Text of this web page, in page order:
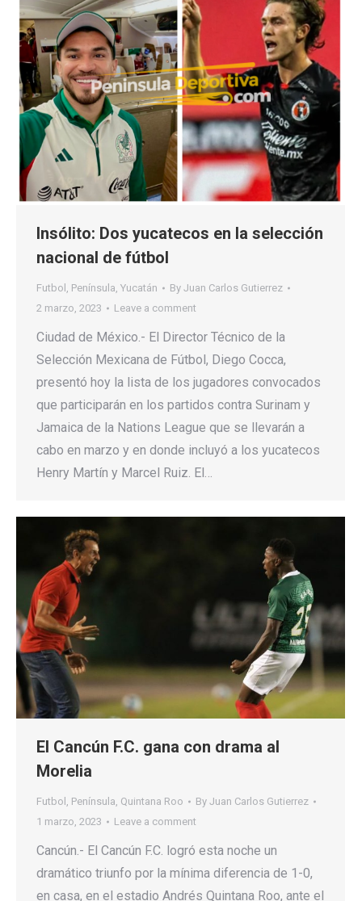
Insólito: Dos yucatecos en la selección
nacional de fútbol
Futbol , Península, Yucatán By Juan Carlos Gutierrez
2 marzo, 2023
Leave a comment
Ciudad de México.- El Director Técnico de la
Selección Mexicana de Fútbol, Diego Cocca,
presentó hoy la lista de los jugadores convocados
que participarán en los partidos contra Surinam y
Jamaica de la Nations League que se llevarán a
cabo en marzo y en donde incluyó a los yucatecos
Henry Martín y Marcel Ruiz. El…
El Cancún F.C. gana con drama al
Morelia
Futbol , Península, Quintana Roo By Juan Carlos Gutierrez
1 marzo, 2023
Leave a comment
Cancún.- El Cancún F.C. logró esta noche un
dramático triunfo por la mínima diferencia de 1-0,
en casa, en el estadio Andrés Quintana Roo, ante el